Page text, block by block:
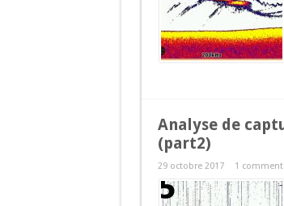
Analyse de
(part2)
29 octobre 2017 1